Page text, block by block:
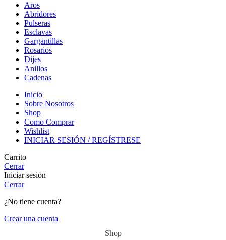
Aros
Abridores
Pulseras
Esclavas
Gargantillas
Rosarios
Dijes
Anillos
Cadenas
Inicio
Sobre Nosotros
Shop
Como Comprar
Wishlist
INICIAR SESIÓN / REGÍSTRESE
Carrito
Cerrar
Iniciar sesión
Cerrar
¿No tiene cuenta?
Crear una cuenta
Shop